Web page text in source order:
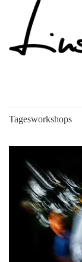
Tagesworkshops